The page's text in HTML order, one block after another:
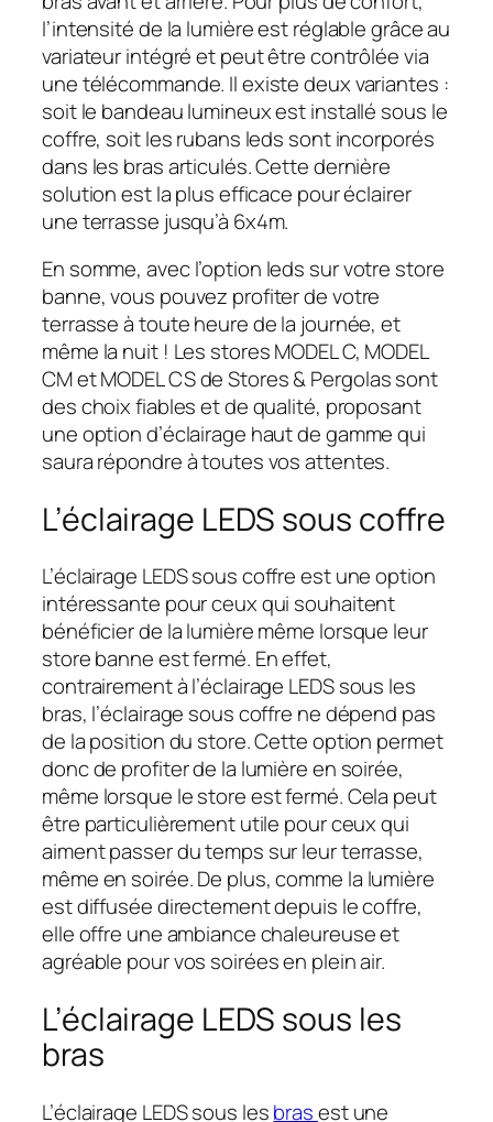
l’intensité de la lumière est réglable grâce au
variateur intégré et peut être contrôlée via
une télécommande. Il existe deux variantes :
soit le bandeau lumineux est installé sous le
coffre, soit les rubans leds sont incorporés
dans les bras articulés. Cette dernière
solution est la plus efficace pour éclairer
une terrasse jusqu’à 6x4m.
En somme, avec l’option leds sur votre store
banne, vous pouvez profiter de votre
terrasse à toute heure de la journée, et
même la nuit ! Les stores MODEL C, MODEL
CM et MODEL CS de Stores & Pergolas sont
des choix fiables et de qualité, proposant
une option d’éclairage haut de gamme qui
saura répondre à toutes vos attentes.
L’éclairage LEDS sous coffre
L’éclairage LEDS sous coffre est une option
intéressante pour ceux qui souhaitent
bénéficier de la lumière même lorsque leur
store banne est fermé. En effet,
contrairement à l’éclairage LEDS sous les
bras, l’éclairage sous coffre ne dépend pas
de la position du store. Cette option permet
donc de profiter de la lumière en soirée,
même lorsque le store est fermé. Cela peut
être particulièrement utile pour ceux qui
aiment passer du temps sur leur terrasse,
même en soirée. De plus, comme la lumière
est diffusée directement depuis le coffre,
elle offre une ambiance chaleureuse et
agréable pour vos soirées en plein air.
L’éclairage LEDS sous les
bras
L’éclairage LEDS sous lesbrasest une